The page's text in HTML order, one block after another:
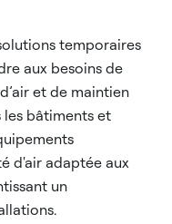
temporaires
aux besoins de
et de maintien
bâtiments et
d'air adaptée aux
un